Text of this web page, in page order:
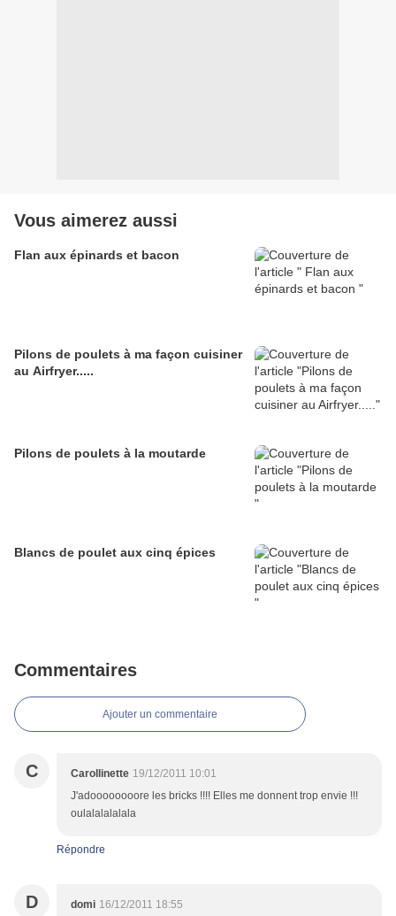
Vous aimerez aussi
Flan aux épinards et bacon
Pilons de poulets à ma façon cuisiner
au Airfryer.....
Pilons de poulets à la moutarde
Blancs de poulet aux cinq épices
Commentaires
Ajouter un commentaire
C Carollinette 19/12/2011 10:01
J'adoooooooore les bricks !!!! Elles me donnent trop envie !!!
oulalalalalala
Répondre
D domi 16/12/2011 18:55